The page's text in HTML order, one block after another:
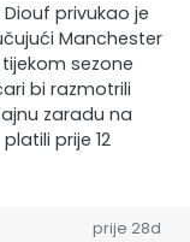
Diouf privukao je
Manchester
sezone
bi razmotrili
zaradu na
prije 12
prije 28d